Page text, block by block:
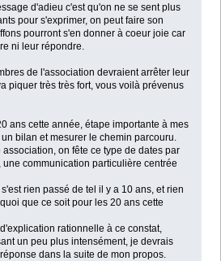
d'adieu c'est qu'on ne se sent plus
pour s'exprimer, on peut faire son
pourront s'en donner à coeur joie car
ni leur répondre.
de l'association devraient arrêter leur
piquer très très fort, vous voilà prévenus
ans cette année, étape importante à mes
bilan et mesurer le chemin parcouru.
on fête ce type de dates par
communication particulière centrée
rien passé de tel il y a 10 ans, et rien
que ce soit pour les 20 ans cette
rationnelle à ce constat,
un peu plus intensément, je devrais
dans la suite de mon propos.